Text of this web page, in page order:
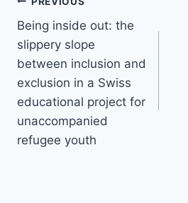
navigation
Being inside out: the
slippery slope
between inclusion and
exclusion in a Swiss
educational project for
unaccompanied
refugee youth